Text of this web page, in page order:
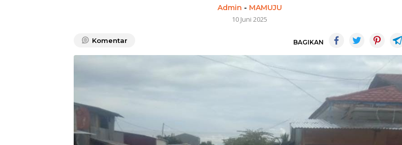
Admin - MAMUJU
10 Juni 2025
Komentar BAGIKAN